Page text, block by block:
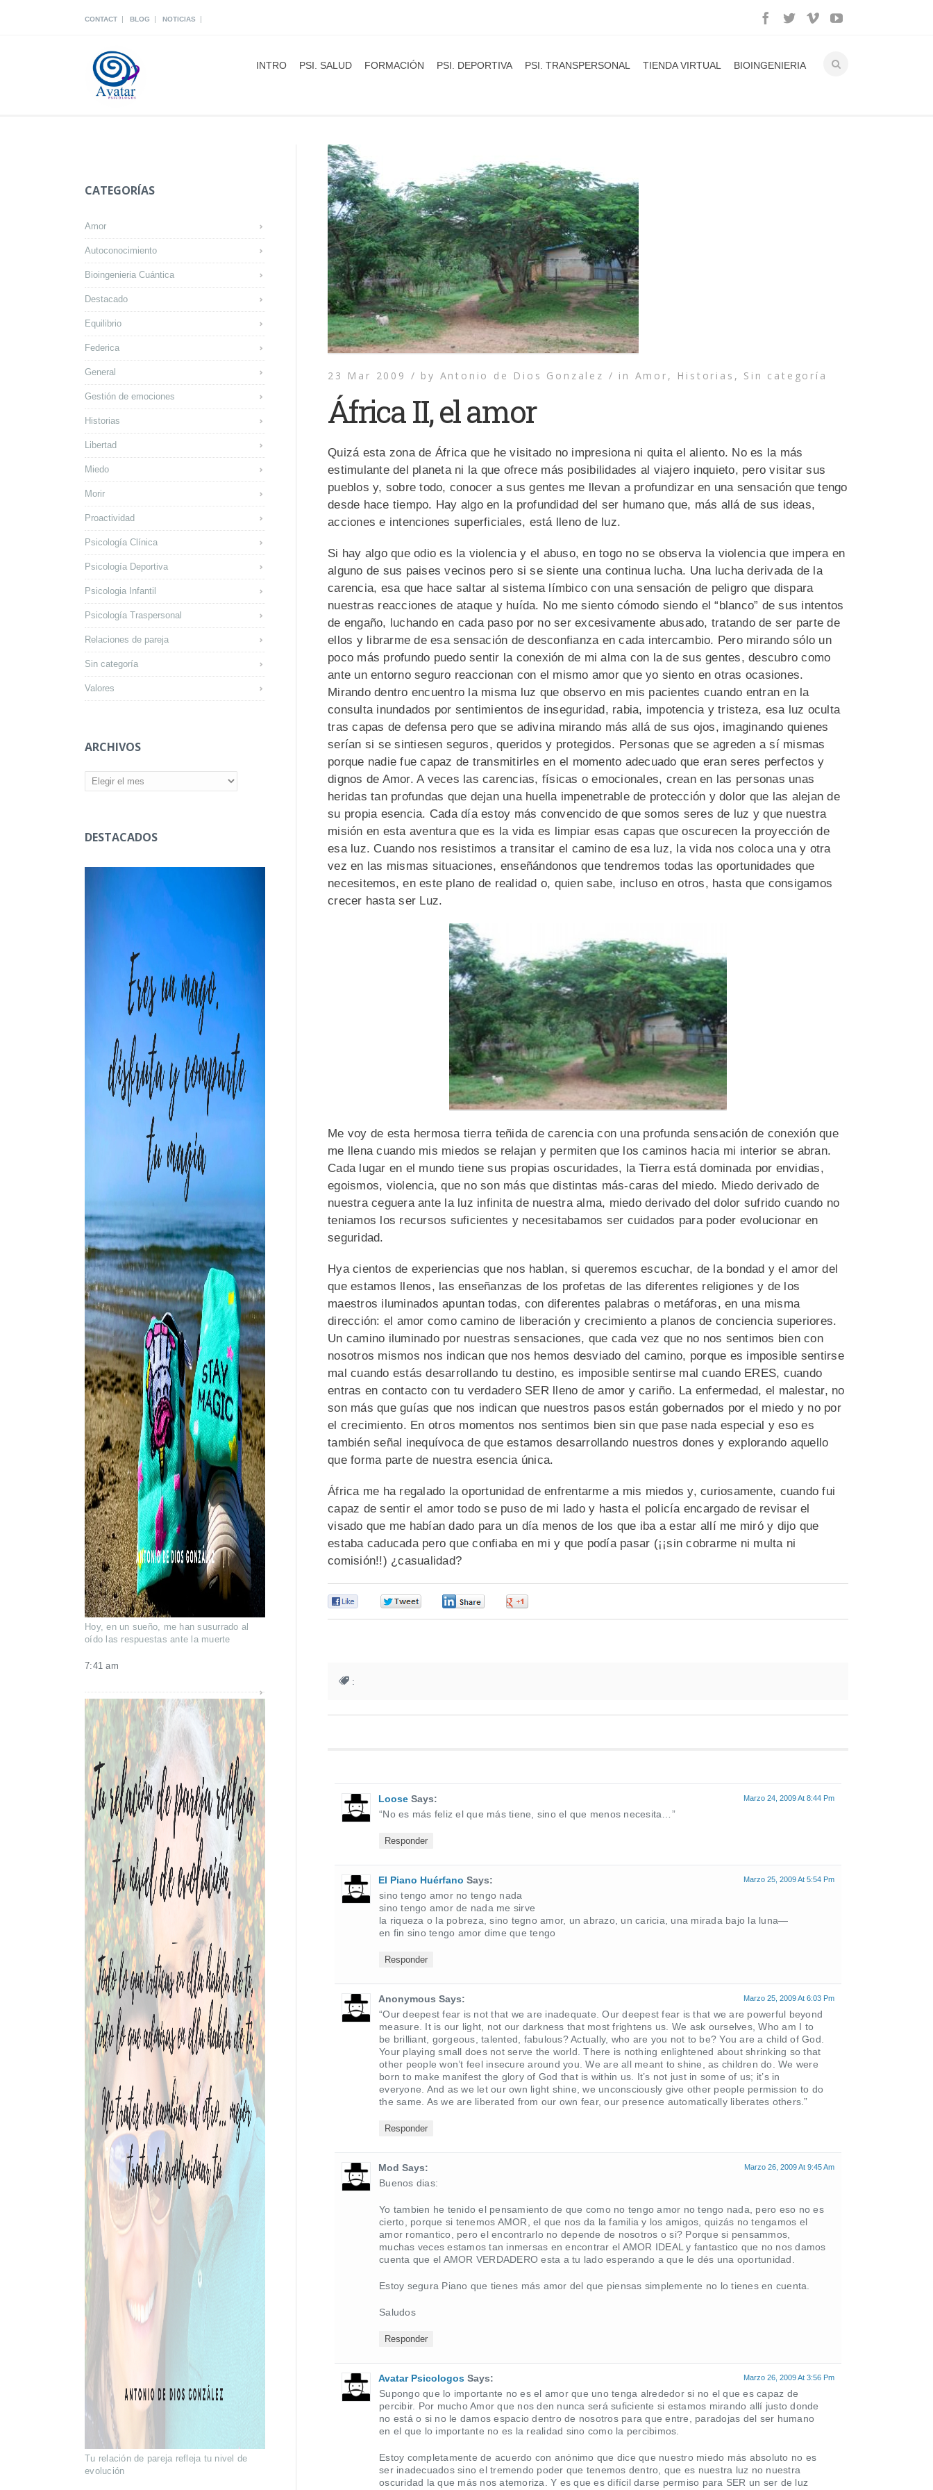
CONTACT | BLOG | NOTICIAS |
INTRO PSI. SALUD FORMACIÓN PSI. DEPORTIVA PSI. TRANSPERSONAL TIENDA VIRTUAL BIOINGENIERIA
CATEGORÍAS
Amor
Autoconocimiento
Bioingenieria Cuántica
Destacado
Equilibrio
Federica
General
Gestión de emociones
Historias
Libertad
Miedo
Morir
Proactividad
Psicología Clínica
Psicología Deportiva
Psicologia Infantil
Psicología Traspersonal
Relaciones de pareja
Sin categoría
Valores
ARCHIVOS
Archivos
DESTACADOS
Hoy, en un sueño, me han susurrado al
oído las respuestas ante la muerte
7:41 am
Tu relación de pareja refleja tu nivel de
evolución
23 Mar 2009 / by Antonio de Dios Gonzalez / in Amor , Historias , Sin categoría
África II, el amor
Quizá esta zona de África que he visitado no impresiona ni quita el aliento. No es la más
estimulante del planeta ni la que ofrece más posibilidades al viajero inquieto, pero visitar sus
pueblos y, sobre todo, conocer a sus gentes me llevan a profundizar en una sensación que tengo
desde hace tiempo. Hay algo en la profundidad del ser humano que, más allá de sus ideas,
acciones e intenciones superficiales, está lleno de luz.
Si hay algo que odio es la violencia y el abuso, en togo no se observa la violencia que impera en
alguno de sus paises vecinos pero si se siente una continua lucha. Una lucha derivada de la
carencia, esa que hace saltar al sistema límbico con una sensación de peligro que dispara
nuestras reacciones de ataque y huída. No me siento cómodo siendo el “blanco” de sus intentos
de engaño, luchando en cada paso por no ser excesivamente abusado, tratando de ser parte de
ellos y librarme de esa sensación de desconfianza en cada intercambio. Pero mirando sólo un
poco más profundo puedo sentir la conexión de mi alma con la de sus gentes, descubro como
ante un entorno seguro reaccionan con el mismo amor que yo siento en otras ocasiones.
Mirando dentro encuentro la misma luz que observo en mis pacientes cuando entran en la
consulta inundados por sentimientos de inseguridad, rabia, impotencia y tristeza, esa luz oculta
tras capas de defensa pero que se adivina mirando más allá de sus ojos, imaginando quienes
serían si se sintiesen seguros, queridos y protegidos. Personas que se agreden a sí mismas
porque nadie fue capaz de transmitirles en el momento adecuado que eran seres perfectos y
dignos de Amor. A veces las carencias, físicas o emocionales, crean en las personas unas
heridas tan profundas que dejan una huella impenetrable de protección y dolor que las alejan de
su propia esencia. Cada día estoy más convencido de que somos seres de luz y que nuestra
misión en esta aventura que es la vida es limpiar esas capas que oscurecen la proyección de
esa luz. Cuando nos resistimos a transitar el camino de esa luz, la vida nos coloca una y otra
vez en las mismas situaciones, enseñándonos que tendremos todas las oportunidades que
necesitemos, en este plano de realidad o, quien sabe, incluso en otros, hasta que consigamos
crecer hasta ser Luz.
Me voy de esta hermosa tierra teñida de carencia con una profunda sensación de conexión que
me llena cuando mis miedos se relajan y permiten que los caminos hacia mi interior se abran.
Cada lugar en el mundo tiene sus propias oscuridades, la Tierra está dominada por envidias,
egoismos, violencia, que no son más que distintas más-caras del miedo. Miedo derivado de
nuestra ceguera ante la luz infinita de nuestra alma, miedo derivado del dolor sufrido cuando no
teniamos los recursos suficientes y necesitabamos ser cuidados para poder evolucionar en
seguridad.
Hya cientos de experiencias que nos hablan, si queremos escuchar, de la bondad y el amor del
que estamos llenos, las enseñanzas de los profetas de las diferentes religiones y de los
maestros iluminados apuntan todas, con diferentes palabras o metáforas, en una misma
dirección: el amor como camino de liberación y crecimiento a planos de conciencia superiores.
Un camino iluminado por nuestras sensaciones, que cada vez que no nos sentimos bien con
nosotros mismos nos indican que nos hemos desviado del camino, porque es imposible sentirse
mal cuando estás desarrollando tu destino, es imposible sentirse mal cuando ERES, cuando
entras en contacto con tu verdadero SER lleno de amor y cariño. La enfermedad, el malestar, no
son más que guías que nos indican que nuestros pasos están gobernados por el miedo y no por
el crecimiento. En otros momentos nos sentimos bien sin que pase nada especial y eso es
también señal inequívoca de que estamos desarrollando nuestros dones y explorando aquello
que forma parte de nuestra esencia única.
África me ha regalado la oportunidad de enfrentarme a mis miedos y, curiosamente, cuando fui
capaz de sentir el amor todo se puso de mi lado y hasta el policía encargado de revisar el
visado que me habían dado para un día menos de los que iba a estar allí me miró y dijo que
estaba caducada pero que confiaba en mi y que podía pasar (¡¡sin cobrarme ni multa ni
comisión!!) ¿casualidad?
:
Loose Says: Marzo 24, 2009 At 8:44 Pm
“No es más feliz el que más tiene, sino el que menos necesita…”
Responder
El Piano Huérfano Says: Marzo 25, 2009 At 5:54 Pm
sino tengo amor no tengo nada
sino tengo amor de nada me sirve
la riqueza o la pobreza, sino tegno amor, un abrazo, un caricia, una mirada bajo la luna—
en fin sino tengo amor dime que tengo
Responder
Anonymous Says: Marzo 25, 2009 At 6:03 Pm
“Our deepest fear is not that we are inadequate. Our deepest fear is that we are powerful beyond
measure. It is our light, not our darkness that most frightens us. We ask ourselves, Who am I to
be brilliant, gorgeous, talented, fabulous? Actually, who are you not to be? You are a child of God.
Your playing small does not serve the world. There is nothing enlightened about shrinking so that
other people won’t feel insecure around you. We are all meant to shine, as children do. We were
born to make manifest the glory of God that is within us. It’s not just in some of us; it’s in
everyone. And as we let our own light shine, we unconsciously give other people permission to do
the same. As we are liberated from our own fear, our presence automatically liberates others.”
Responder
Mod Says: Marzo 26, 2009 At 9:45 Am
Buenos dias:
Yo tambien he tenido el pensamiento de que como no tengo amor no tengo nada, pero eso no es
cierto, porque si tenemos AMOR, el que nos da la familia y los amigos, quizás no tengamos el
amor romantico, pero el encontrarlo no depende de nosotros o si? Porque si pensammos,
muchas veces estamos tan inmersas en encontrar el AMOR IDEAL y fantastico que no nos damos
cuenta que el AMOR VERDADERO esta a tu lado esperando a que le dés una oportunidad.
Estoy segura Piano que tienes más amor del que piensas simplemente no lo tienes en cuenta.
Saludos
Responder
Avatar Psicologos Says: Marzo 26, 2009 At 3:56 Pm
Supongo que lo importante no es el amor que uno tenga alrededor si no el que es capaz de
percibir. Por mucho Amor que nos den nunca será suficiente si estamos mirando allí justo donde
no está o si no le damos espacio dentro de nosotros para que entre, paradojas del ser humano
en el que lo importante no es la realidad sino como la percibimos.
Estoy completamente de acuerdo con anónimo que dice que nuestro miedo más absoluto no es
ser inadecuados sino el tremendo poder que tenemos dentro, que es nuestra luz no nuestra
oscuridad la que más nos atemoriza. Y es que es difícil darse permiso para SER un ser de luz